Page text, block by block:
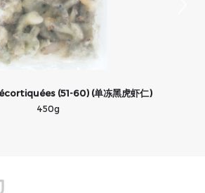
(51-60) (单冻黑虎虾仁)
450g